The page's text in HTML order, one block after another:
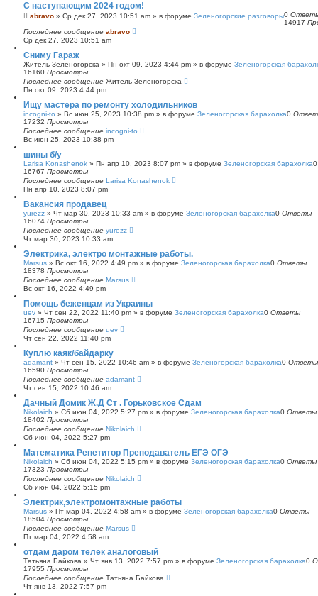
С наступающим 2024 годом!
abravo » Ср дек 27, 2023 10:51 am » в форуме Зеленогорские разговоры0
14917
Последнее сообщение abravo
Ср дек 27, 2023 10:51 am
Сниму Гараж
Житель Зеленогорска » Пн окт 09, 2023 4:44 pm » в форуме Зеленогорская
16160 Просмотры
Последнее сообщение Житель Зеленогорска
Пн окт 09, 2023 4:44 pm
Ищу мастера по ремонту холодильников
incogni-to » Вс июн 25, 2023 10:38 pm » в форуме Зеленогорская барахолка0
17232 Просмотры
Последнее сообщение incogni-to
Вс июн 25, 2023 10:38 pm
шины б/у
Larisa Konashenok » Пн апр 10, 2023 8:07 pm » в форуме Зеленогорская барахолка
16767 Просмотры
Последнее сообщение Larisa Konashenok
Пн апр 10, 2023 8:07 pm
Вакансия продавец
yurezz » Чт мар 30, 2023 10:33 am » в форуме Зеленогорская барахолка0 Ответы
16074 Просмотры
Последнее сообщение yurezz
Чт мар 30, 2023 10:33 am
Электрика, электро монтажные работы.
Marsus » Вс окт 16, 2022 4:49 pm » в форуме Зеленогорская барахолка0 Ответы
18378 Просмотры
Последнее сообщение Marsus
Вс окт 16, 2022 4:49 pm
Помощь беженцам из Украины
uev » Чт сен 22, 2022 11:40 pm » в форуме Зеленогорская барахолка0 Ответы
16715 Просмотры
Последнее сообщение uev
Чт сен 22, 2022 11:40 pm
Куплю каяк/байдарку
adamant » Чт сен 15, 2022 10:46 am » в форуме Зеленогорская барахолка0 Ответы
16590 Просмотры
Последнее сообщение adamant
Чт сен 15, 2022 10:46 am
Дачный Домик Ж.Д Ст . Горьковское Сдам
Nikolaich » Сб июн 04, 2022 5:27 pm » в форуме Зеленогорская барахолка0 Ответы
18402 Просмотры
Последнее сообщение Nikolaich
Сб июн 04, 2022 5:27 pm
Математика Репетитор Преподаватель ЕГЭ ОГЭ
Nikolaich » Сб июн 04, 2022 5:15 pm » в форуме Зеленогорская барахолка0 Ответы
17323 Просмотры
Последнее сообщение Nikolaich
Сб июн 04, 2022 5:15 pm
Электрик,электромонтажные работы
Marsus » Пт мар 04, 2022 4:58 am » в форуме Зеленогорская барахолка0 Ответы
18504 Просмотры
Последнее сообщение Marsus
Пт мар 04, 2022 4:58 am
отдам даром телек аналоговый
Татьяна Байкова » Чт янв 13, 2022 7:57 pm » в форуме Зеленогорская барахолка0
17955 Просмотры
Последнее сообщение Татьяна Байкова
Чт янв 13, 2022 7:57 pm